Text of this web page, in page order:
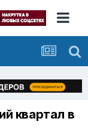
квартал в